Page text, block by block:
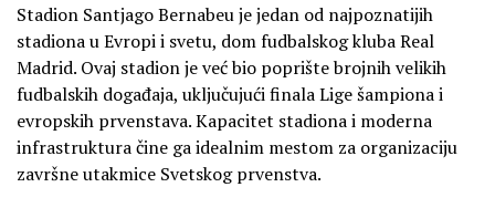
Stadion Santjago Bernabeu je jedan od najpoznatijih
stadiona u Evropi i svetu, dom fudbalskog kluba Real
Madrid. Ovaj stadion je već bio poprište brojnih velikih
fudbalskih događaja, uključujući finala Lige šampiona i
evropskih prvenstava. Kapacitet stadiona i moderna
infrastruktura čine ga idealnim mestom za organizaciju
završne utakmice Svetskog prvenstva.